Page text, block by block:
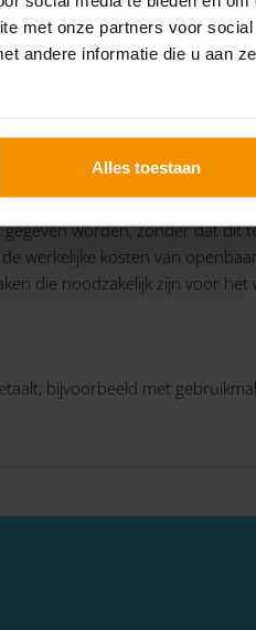
met onze partners voor social
andere informatie die u aan
Alles toestaan
worden, zonder dat dit
werkelijke kosten van
die noodzakelijk zijn voor
bijvoorbeeld met